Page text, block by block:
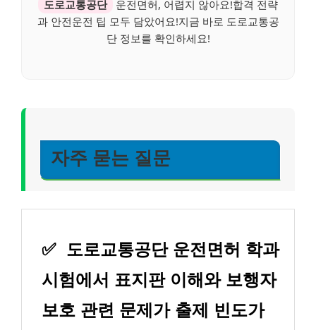
도로교통공단
운전면허, 어렵지 않아요!합격 전략
과 안전운전 팁 모두 담았어요!지금 바로 도로교통공
단 정보를 확인하세요!
자주 묻는 질문
✅ 도로교통공단 운전면허 학과
시험에서 표지판 이해와 보행자
보호 관련 문제가 출제 빈도가